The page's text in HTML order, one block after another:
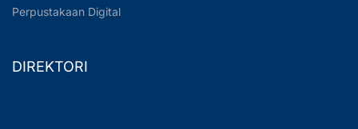
Perpustakaan Digital
DIREKTORI